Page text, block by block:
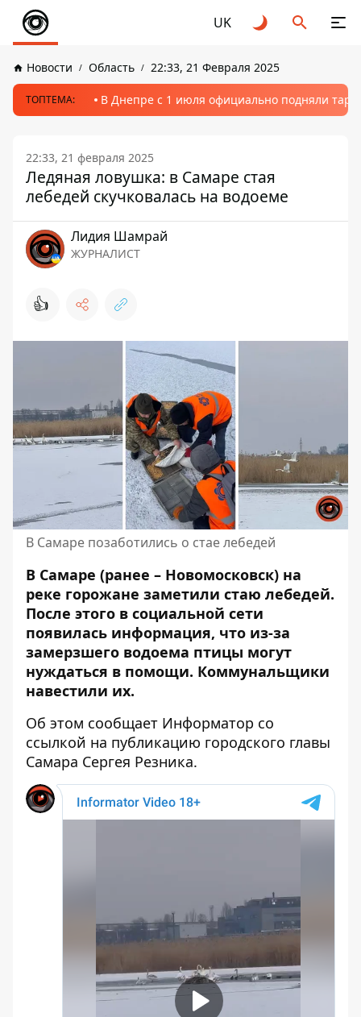
UK
Новости Область 22:33, 21 Февраля 2025
ТОПТЕМА: В Днепре с 1 июля официально подняли
22:33, 21 февраля 2025
Ледяная ловушка: в Самаре стая
лебедей скучковалась на водоеме
Лидия Шамрай
ЖУРНАЛИСТ
👍
В Самаре позаботились о стае лебедей
В Самаре (ранее – Новомосковск) на
реке горожане заметили стаю лебедей.
После этого в социальной сети
появилась информация, что из-за
замерзшего водоема птицы могут
нуждаться в помощи. Коммунальщики
навестили их.
Об этом сообщает Информатор со
ссылкой на публикацию городского главы
Самара Сергея Резника.